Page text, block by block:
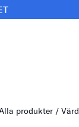
produkter